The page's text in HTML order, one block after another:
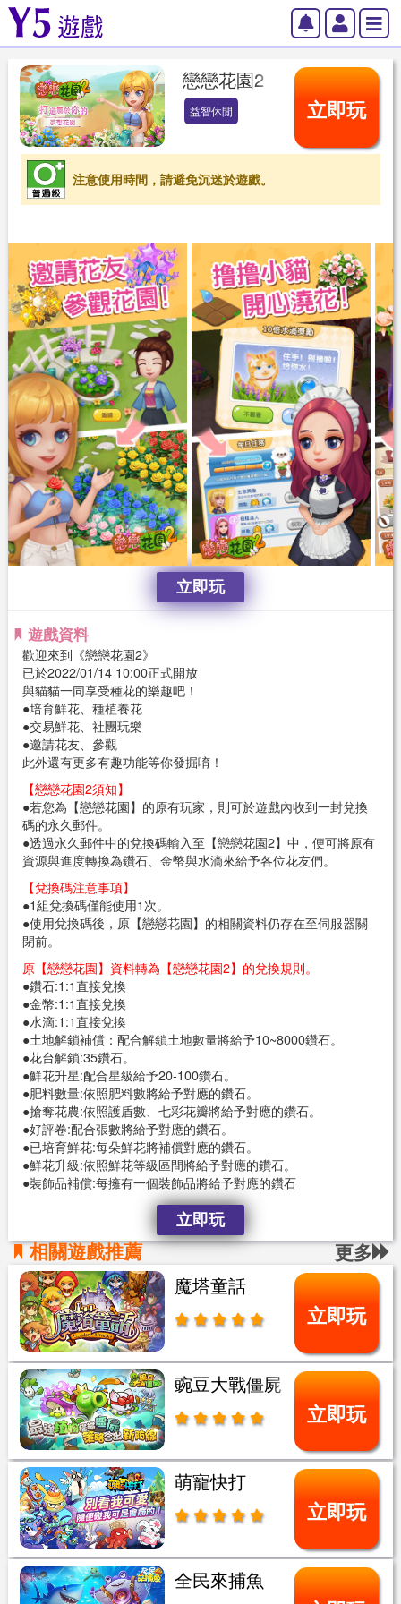
戀戀花園2
益智休閒 立即玩
注意使用時間，請避免沉迷於遊戲。
立即玩
遊戲資料
歡迎來到《戀戀花園2》
已於2022/01/14 10:00正式開放
與貓貓一同享受種花的樂趣吧！
●培育鮮花、種植養花
●交易鮮花、社團玩樂
●邀請花友、參觀
此外還有更多有趣功能等你發掘唷！
【戀戀花園2須知】
●若您為【戀戀花園】的原有玩家，則可於遊戲內收到一封兌換
碼的永久郵件。
●透過永久郵件中的兌換碼輸入至【戀戀花園2】中，便可將原有
資源與進度轉換為鑽石、金幣與水滴來給予各位花友們。
【兌換碼注意事項】
●1組兌換碼僅能使用1次。
●使用兌換碼後，原【戀戀花園】的相關資料仍存在至伺服器關
閉前。
原【戀戀花園】資料轉為【戀戀花園2】的兌換規則。
●鑽石:1:1直接兌換
●金幣:1:1直接兌換
●水滴:1:1直接兌換
●土地解鎖補償：配合解鎖土地數量將給予10~8000鑽石。
●花台解鎖:35鑽石。
●鮮花升星:配合星級給予20-100鑽石。
●肥料數量:依照肥料數將給予對應的鑽石。
●搶奪花農:依照護盾數、七彩花瓣將給予對應的鑽石。
●好評卷:配合張數將給予對應的鑽石。
●已培育鮮花:每朵鮮花將補償對應的鑽石。
●鮮花升級:依照鮮花等級區間將給予對應的鑽石。
●裝飾品補償:每擁有一個裝飾品將給予對應的鑽石
立即玩
相關遊戲推薦
更多
魔塔童話
立即玩
豌豆大戰僵屍
立即玩
萌寵快打
立即玩
全民來捕魚